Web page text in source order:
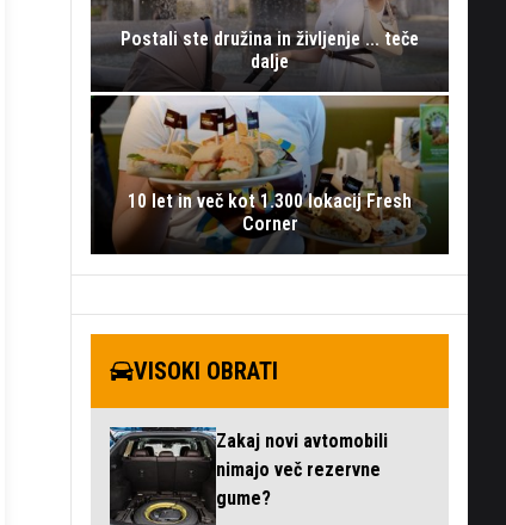
Postali ste družina in življenje ... teče
dalje
10 let in več kot 1.300 lokacij Fresh
Corner
VISOKI OBRATI
Zakaj novi avtomobili
nimajo več rezervne
gume?